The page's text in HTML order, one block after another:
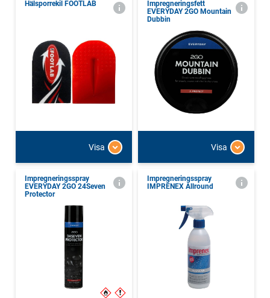
Hälsporrekil FOOTLAB
Visa
Impregneringsfett
EVERYDAY 2GO Mountain
Dubbin
Visa
Impregneringsspray
EVERYDAY 2GO 24Seven
Protector
Impregneringsspray
IMPRENEX Allround